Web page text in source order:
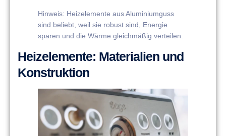
Hinweis: Heizelemente aus Aluminiumguss
sind beliebt, weil sie robust sind, Energie
sparen und die Wärme gleichmäßig verteilen.
Heizelemente: Materialien und
Konstruktion